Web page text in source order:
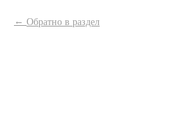
Обратно в раздел